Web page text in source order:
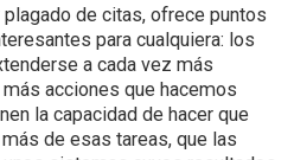
de citas, ofrece puntos
para cualquiera: los
a cada vez más
acciones que hacemos
la capacidad de hacer que
de esas tareas, que las